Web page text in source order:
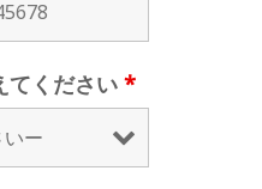
てください *